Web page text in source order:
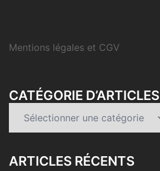
Mentions légales et CGV
CATÉGORIE D’ARTICLES
d’articles
ARTICLES RÉCENTS